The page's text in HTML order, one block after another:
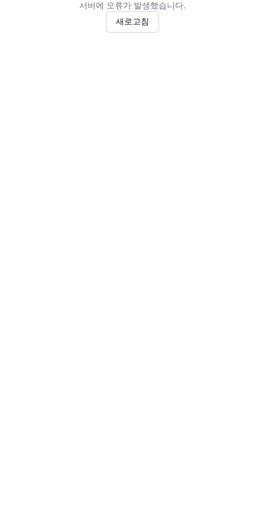
서버에 오류가 발생했습니다.
새로고침